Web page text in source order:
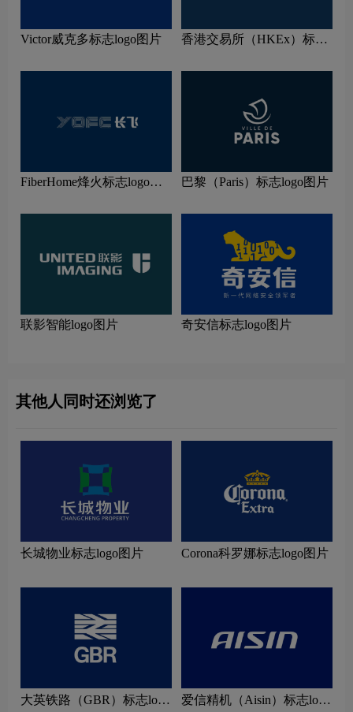
Victor威克多标志logo图片
香港交易所（HKEx）标志
FiberHome烽火标志logo图
巴黎（Paris）标志logo图片
联影智能logo图片 奇安信标志logo图片
其他人同时还浏览了
长城物业标志logo图片 Corona科罗娜标志logo图片
大英铁路（GBR）标志logo
爱信精机（Aisin）标志logo